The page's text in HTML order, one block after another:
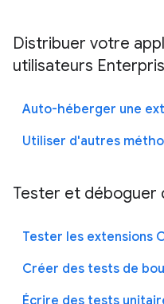
Distribuer votre
utilisateurs
Auto-héberger une
Utiliser d'autres
Tester et déboguer
Tester les extensions
Créer des tests de
Écrire des tests